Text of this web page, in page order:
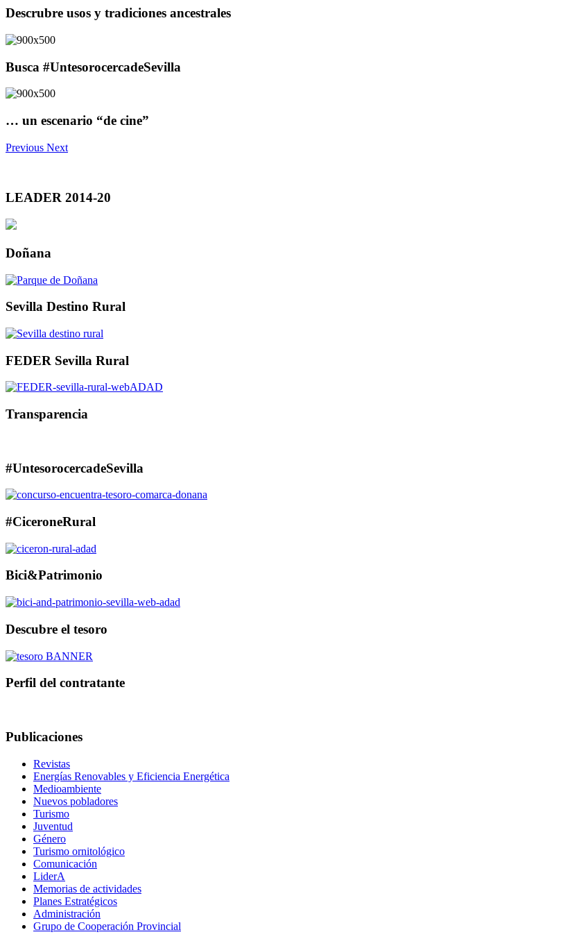
Descrubre usos y tradiciones ancestrales
Busca #UntesorocercadeSevilla
… un escenario “de cine”
Previous Next
LEADER 2014-20
Doñana
Sevilla Destino Rural
FEDER Sevilla Rural
Transparencia
#UntesorocercadeSevilla
#CiceroneRural
Bici&Patrimonio
Descubre el tesoro
Perfil del contratante
Publicaciones
Revistas
Energías Renovables y Eficiencia Energética
Medioambiente
Nuevos pobladores
Turismo
Juventud
Género
Turismo ornitológico
Comunicación
LiderA
Memorias de actividades
Planes Estratégicos
Administración
Grupo de Cooperación Provincial